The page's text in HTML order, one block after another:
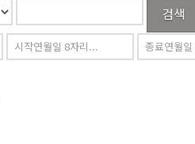
검색